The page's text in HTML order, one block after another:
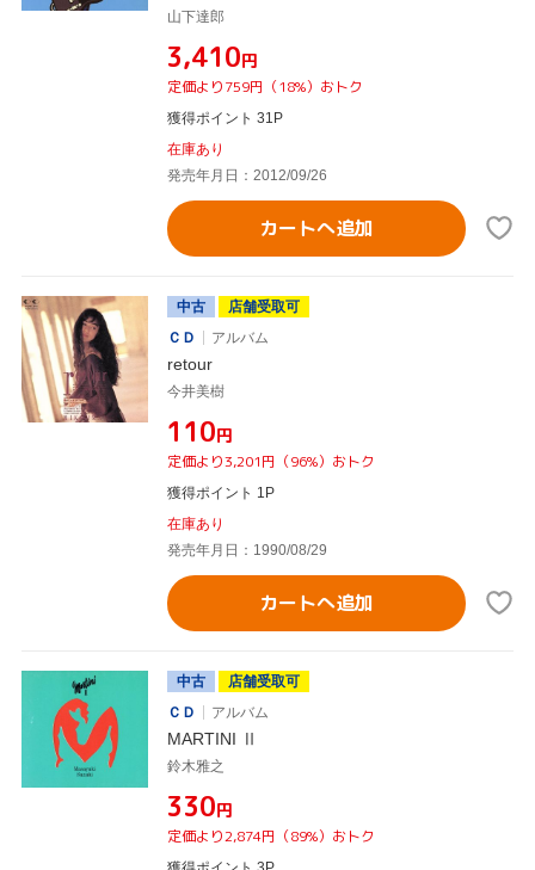
山下達郎
¥3,410円
定価より759円（18%）おトク
獲得ポイント 31P
在庫あり
発売年月日：2012/09/26
カートへ追加
中古
店舗受取可
ＣＤ
アルバム
retour
今井美樹
¥110円
定価より3,201円（96%）おトク
獲得ポイント 1P
在庫あり
発売年月日：1990/08/29
カートへ追加
中古
店舗受取可
ＣＤ
アルバム
MARTINI Ⅱ
鈴木雅之
¥330円
定価より2,874円（89%）おトク